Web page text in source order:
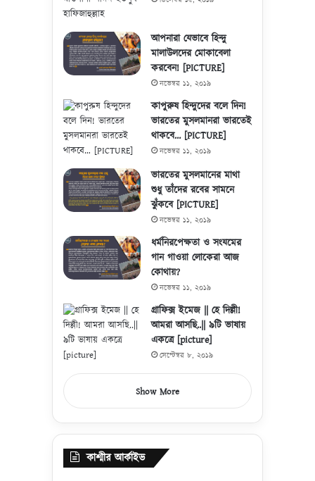
আপনারা যেভাবে হিন্দু
মালাউলদের মোকাবেলা
করবেন! [PICTURE]
নভেম্বর ১১, ২০১৯
কাপুরুষ হিন্দুদের বলে দিন!
ভারতের মুসলমানরা ভারতেই
থাকবে… [PICTURE]
নভেম্বর ১১, ২০১৯
ভারতের মুসলমানের মাথা
শুধু তাঁদের রবের সামনে
ঝুঁকবে [PICTURE]
নভেম্বর ১১, ২০১৯
ধর্মনিরপেক্ষতা ও সংযমের
গান গাওয়া লোকেরা আজ
কোথায়?
নভেম্বর ১১, ২০১৯
গ্রাফিক্স ইমেজ || হে দিল্লী!
আমরা আসছি..|| ৯টি ভাষায়
একত্রে [picture]
সেপ্টেম্বর ৮, ২০১৯
Show More
কাশ্মীর আর্কাইভ